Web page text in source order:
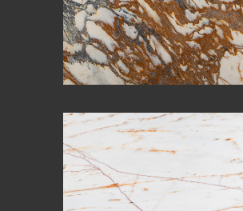
CALACATTA GIALLO